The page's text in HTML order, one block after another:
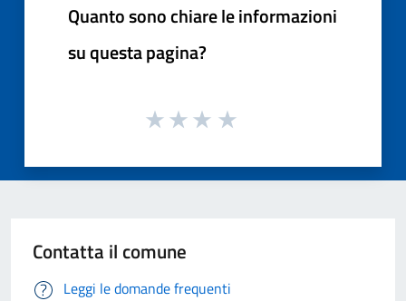
Quanto sono chiare le informazioni
su questa pagina?
Contatta il comune
Leggi le domande frequenti